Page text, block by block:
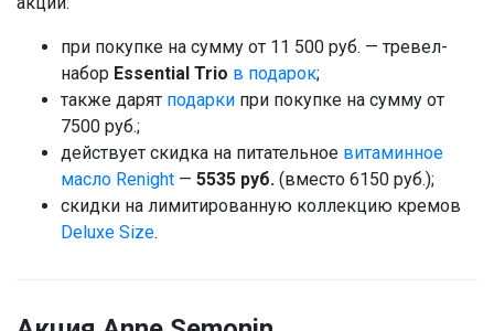
при покупке на сумму от 11 500 руб. — тревел-
набор Essential Trio в подарок;
также дарят подарки при покупке на сумму от
7500 руб.;
действует скидка на питательное витаминное
масло Renight — 5535 руб. (вместо 6150 руб.);
скидки на лимитированную коллекцию кремов
Deluxe Size.